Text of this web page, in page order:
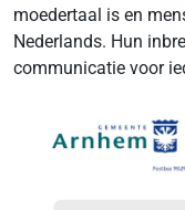
moedertaal is en
Nederlands. Hun
communicatie voor